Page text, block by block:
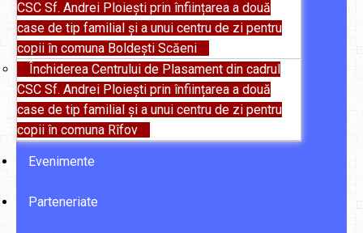
CSC Sf. Andrei Ploiești prin înființarea a două
case de tip familial și a unui centru de zi pentru
copii în comuna Boldești Scăeni
Închiderea Centrului de Plasament din cadrul
CSC Sf. Andrei Ploiești prin înființarea a două
case de tip familial și a unui centru de zi pentru
copii în comuna Rîfov
Evenimente
Parteneriate